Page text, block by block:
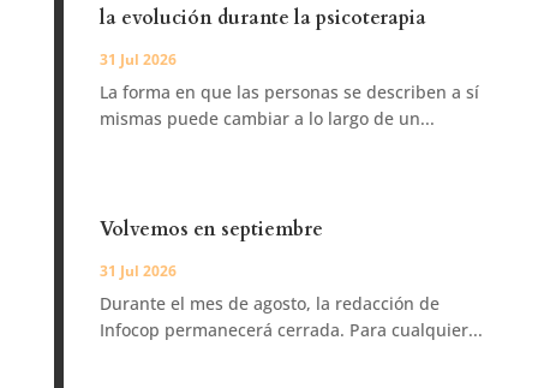
la evolución durante la psicoterapia
31 Jul 2026
La forma en que las personas se describen a sí
mismas puede cambiar a lo largo de un...
Volvemos en septiembre
31 Jul 2026
Durante el mes de agosto, la redacción de
Infocop permanecerá cerrada. Para cualquier...